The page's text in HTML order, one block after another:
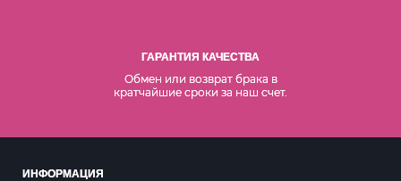
ГАРАНТИЯ КАЧЕСТВА
Обмен или возврат брака в
кратчайшие сроки за наш счет.
ИНФОРМАЦИЯ